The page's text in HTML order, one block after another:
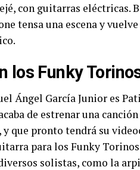
con guitarras eléctricas.
tensa una escena y
los Funky
Ángel García Junior es
de estrenar una
y que pronto tendrá su
para los Funky
solistas, como la